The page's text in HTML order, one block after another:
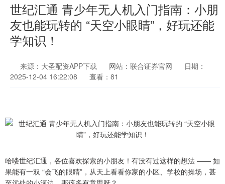
世纪汇通 青少年无人机入门指南：小朋
友也能玩转的 “天空小眼睛”，好玩还能
学知识！
来源：大圣配资APP下载 网站：联合证券官网
日期：
2025-12-04 16:22:08
查看：81
哈喽世纪汇通，各位喜欢探索的小朋友！有没有过这样的想法 —— 如
果能有一双 “会飞的眼睛”，从天上看看你家的小区、学校的操场，甚